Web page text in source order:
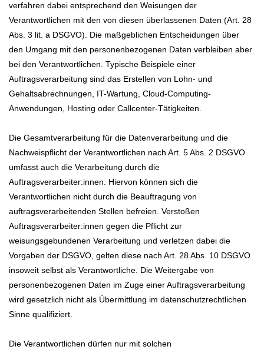
verfahren dabei entsprechend den Weisungen der
Verantwortlichen mit den von diesen überlassenen Daten (Art. 28
Abs. 3 lit. a DSGVO). Die maßgeblichen Entscheidungen über
den Umgang mit den personenbezogenen Daten verbleiben aber
bei den Verantwortlichen. Typische Beispiele einer
Auftragsverarbeitung sind das Erstellen von Lohn- und
Gehaltsabrechnungen, IT-Wartung, Cloud-Computing-
Anwendungen, Hosting oder Callcenter-Tätigkeiten.
Die Gesamtverarbeitung für die Datenverarbeitung und die
Nachweispflicht der Verantwortlichen nach Art. 5 Abs. 2 DSGVO
umfasst auch die Verarbeitung durch die
Auftragsverarbeiter:innen. Hiervon können sich die
Verantwortlichen nicht durch die Beauftragung von
auftragsverarbeitenden Stellen befreien. Verstoßen
Auftragsverarbeiter:innen gegen die Pflicht zur
weisungsgebundenen Verarbeitung und verletzen dabei die
Vorgaben der DSGVO, gelten diese nach Art. 28 Abs. 10 DSGVO
insoweit selbst als Verantwortliche. Die Weitergabe von
personenbezogenen Daten im Zuge einer Auftragsverarbeitung
wird gesetzlich nicht als Übermittlung im datenschutzrechtlichen
Sinne qualifiziert.
Die Verantwortlichen dürfen nur mit solchen